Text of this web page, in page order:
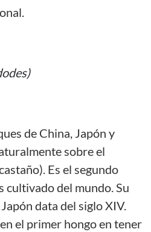
de China, Japón y
sobre el
Es el segundo
cultivado del mundo. Su
data del siglo XIV.
el primer hongo en tener